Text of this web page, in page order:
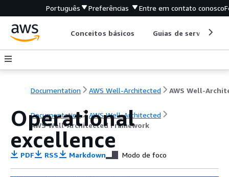
Português Preferências Entre em contato conosco
Conceitos básicos Guias de serviço
Documentation AWS Well-Architected
Documentation
AWS Well-Architected
AWS Well-Architected Framework
Operational
excellence
PDF RSS Markdown Modo de foco